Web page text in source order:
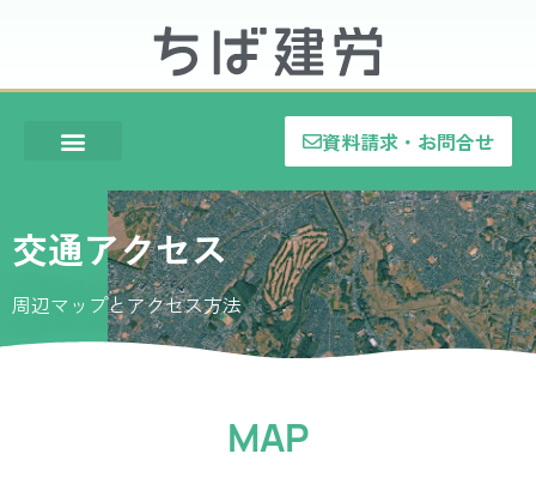
資料請求・お問合せ
交通アクセス
周辺マップとアクセス方法
MAP